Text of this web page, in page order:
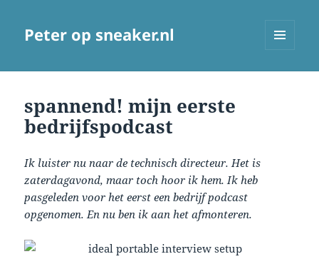
Peter op sneaker.nl
spannend! mijn eerste
bedrijfspodcast
Ik luister nu naar de technisch directeur. Het is
zaterdagavond, maar toch hoor ik hem. Ik heb
pasgeleden voor het eerst een bedrijf podcast
opgenomen. En nu ben ik aan het afmonteren.